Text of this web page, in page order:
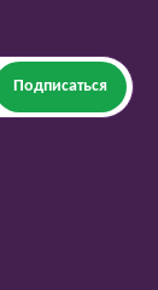
Подписаться